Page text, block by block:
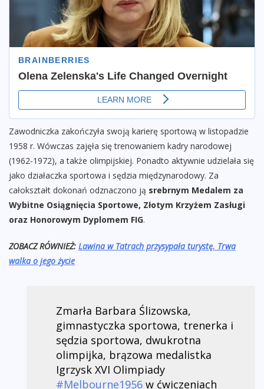
Zawodniczka zakończyła swoją karierę sportową w listopadzie
1958 r. Wówczas zajęła się trenowaniem kadry narodowej
(1962-1972), a także olimpijskiej. Ponadto aktywnie udzielała się
jako działaczka sportowa i sędzia międzynarodowy. Za
całokształt dokonań odznaczono ją srebrnym Medalem za
Wybitne Osiągnięcia Sportowe, Złotym Krzyżem Zasługi
oraz Honorowym Dyplomem FIG.
ZOBACZ RÓWNIEŻ: Lawina w Tatrach przysypała turystę. Trwa
walka o jego życie
Zmarła Barbara Ślizowska,
gimnastyczka sportowa, trenerka i
sędzia sportowa, dwukrotna
olimpijka, brązowa medalistka
Igrzysk XVI Olimpiady
#Melbourne1956 w ćwiczeniach